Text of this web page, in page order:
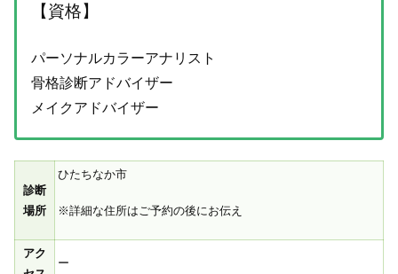
【資格】
パーソナルカラーアナリスト
骨格診断アドバイザー
メイクアドバイザー
診断
場所
ひたちなか市
※詳細な住所はご予約の後にお伝え
アク
ー